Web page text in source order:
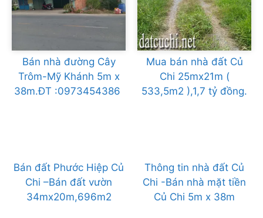
Bán nhà đường Cây
Trôm-Mỹ Khánh 5m x
38m.ĐT :0973454386
Mua bán nhà đất Củ
Chi 25mx21m (
533,5m2 ),1,7 tỷ đồng.
Bán đất Phước Hiệp Củ
Chi –Bán đất vườn
34mx20m,696m2
Thông tin nhà đất Củ
Chi -Bán nhà mặt tiền
Củ Chi 5m x 38m